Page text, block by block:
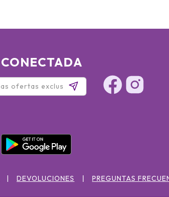
DEVOLUCIONES PREGUNTAS